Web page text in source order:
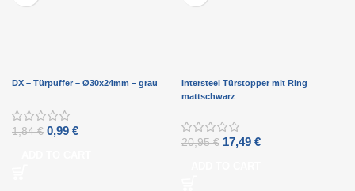
DX – Türpuffer – Ø30x24mm – grau
1,84€ 0,99 €
Intersteel Türstopper mit Ring
mattschwarz
20,95€ 17,49 €